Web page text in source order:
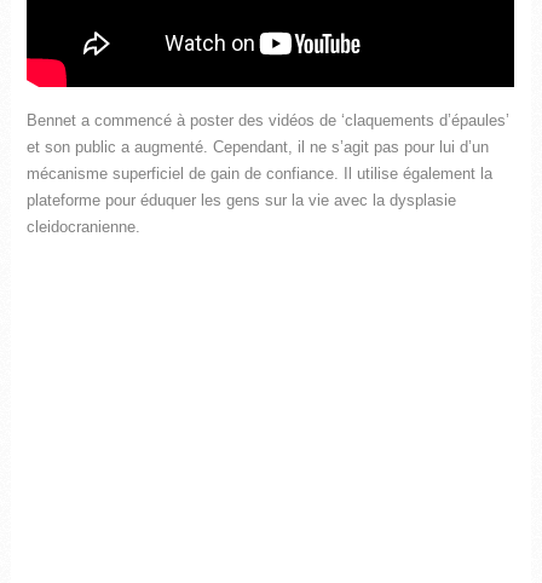
Bennet a commencé à poster des vidéos de ‘claquements d’épaules’
et son public a augmenté. Cependant, il ne s’agit pas pour lui d’un
mécanisme superficiel de gain de confiance. Il utilise également la
plateforme pour éduquer les gens sur la vie avec la dysplasie
cleidocranienne.